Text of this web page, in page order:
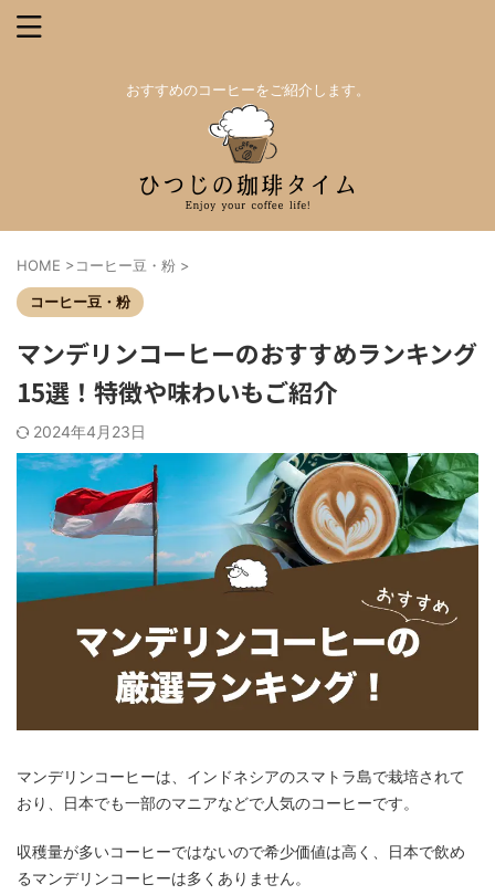
おすすめのコーヒーをご紹介します。
HOME >コーヒー豆・粉 >
コーヒー豆・粉
マンデリンコーヒーのおすすめランキング
15選！特徴や味わいもご紹介
2024年4月23日
マンデリンコーヒーは、インドネシアのスマトラ島で栽培されて
おり、日本でも一部のマニアなどで人気のコーヒーです。
収穫量が多いコーヒーではないので希少価値は高く、日本で飲め
るマンデリンコーヒーは多くありません。